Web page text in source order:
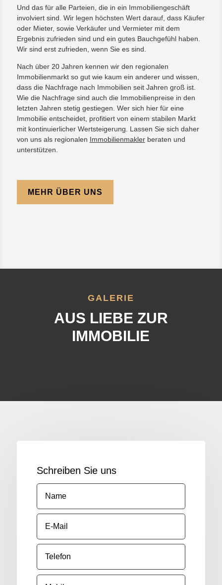
Und das für alle Parteien, die in ein Immobiliengeschäft
involviert sind. Wir legen höchsten Wert darauf, dass Käufer
oder Mieter, sowie Verkäufer und Vermieter mit dem
Ergebnis zufrieden sind und ein gutes Bauchgefühl haben.
Wir sind erst zufrieden, wenn Sie es sind.
Nach über 20 Jahren kennen wir den regionalen
Immobilienmarkt so gut wie kaum ein anderer und wissen,
dass die Nachfrage nach Immobilien seit Jahren groß ist.
Wie die Nachfrage sind auch die Immobilienpreise in den
letzten Jahren stetig gestiegen. Wer sich hier für eine
Immobilie entscheidet, profitiert von einem stabilen Markt
mit kontinuierlicher Wertsteigerung. Lassen Sie sich daher
von uns als regionalen Immobilienmaklerberaten und
unterstützen.
MEHR ÜBER UNS
GALERIE
AUS LIEBE ZUR
IMMOBILIE
Schreiben Sie uns